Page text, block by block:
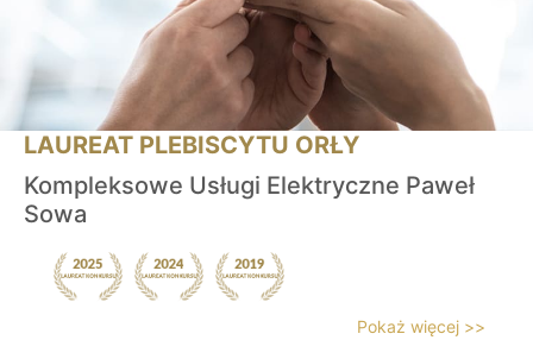
LAUREAT PLEBISCYTU ORŁY
Kompleksowe Usługi Elektryczne Paweł
Sowa
Pokaż więcej >>